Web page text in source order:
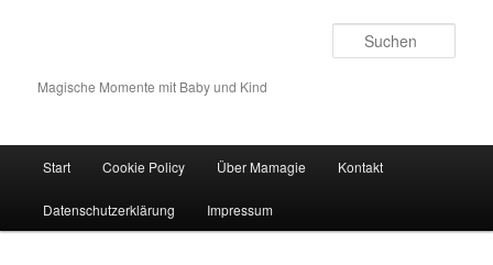
Magische Momente mit Baby und Kind
Zum Inhalt wechseln
Zum sekundären Inhalt wechseln
Start Cookie Policy Über Mamagie Kontakt
Datenschutzerklärung Impressum